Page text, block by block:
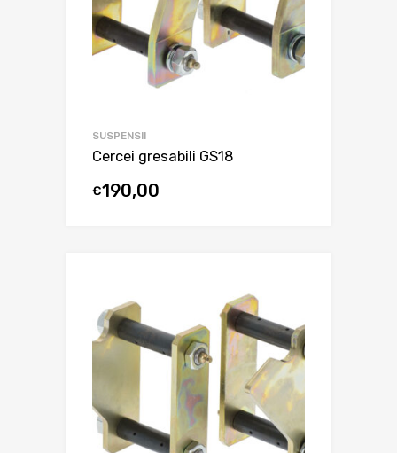
SUSPENSII
Cercei gresabili GS18
€190,00